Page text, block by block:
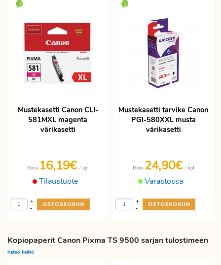
Mustekasetti Canon CLI-
581MXL magenta
värikasetti
Tilaustuote
Hinta 16,19€ / kpl
-
+
Mustekasetti tarvike Canon
PGI-580XXL musta
värikasetti
Varastossa
Hinta 24,90€ / kpl
-
+
Kopiopaperit Canon Pixma TS 9500 sarjan tulostimeen
Katso kaikki